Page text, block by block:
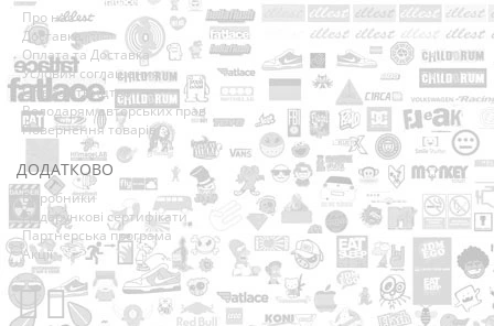
Про нас
Доставка
Оплата та Доставка
Условия соглашения
Співробітництво
Володарям авторських прав
Повернення товарів
ДОДАТКОВО
Виробники
Подарункові сертифікати
Партнерська програма
Акції